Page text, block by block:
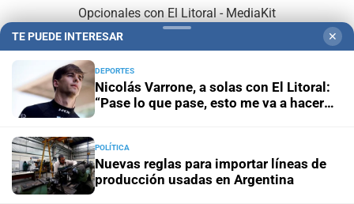
Opcionales con El Litoral - MediaKit
En Asociación con:
TE PUEDE INTERESAR ✕
DEPORTES
Nicolás Varrone, a solas con El Litoral:
“Pase lo que pase, esto me va a hacer
POLÍTICA
Nuevas reglas para importar líneas de
producción usadas en Argentina